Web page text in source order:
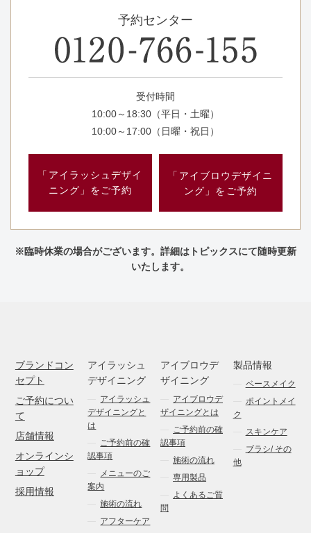
予約センター
受付時間
10:00～18:30（平日・土曜）
10:00～17:00（日曜・祝日）
「アイラッシュデザイ
ニング」をご予約
「アイブロウデザイニ
ング」をご予約
※臨時休業の場合がございます。詳細はトピックスにて随時更新
いたします。
ブランドコン
セプト
ご予約につい
て
店舗情報
オンラインシ
ョップ
採用情報
アイラッシュ
デザイニング
アイラッシュ
デザイニングと
は
ご予約前の確
認事項
メニューのご
案内
施術の流れ
アフターケア
アイブロウデ
ザイニング
アイブロウデ
ザイニングとは
ご予約前の確
認事項
施術の流れ
専用製品
よくあるご質
問
製品情報
ベースメイク
ポイントメイ
ク
スキンケア
ブラシ/ その
他